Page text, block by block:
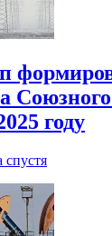
Союзного
году
спустя